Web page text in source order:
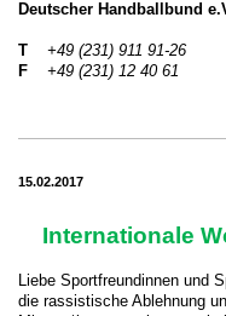
Deutscher Handballbund
T +49 (231) 911 91-26
F
+49 (231) 12 40 61
15.02.2017
Internationale
Liebe Sportfreundinnen und
die rassistische Ablehnung